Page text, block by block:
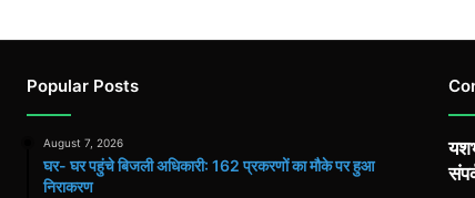
Popular Posts
August 7, 2026
घर- घर पहुंचे बिजली अधिकारी: 162 प्रकरणों का मौके पर हुआ
निराकरण